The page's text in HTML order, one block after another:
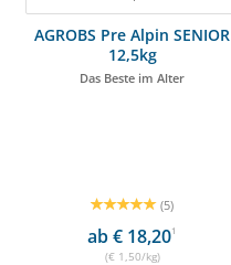
AGROBS Pre Alpin SENIOR
12,5kg
Das Beste im Alter
(5)
ab € 18,201
(€ 1,50/kg)